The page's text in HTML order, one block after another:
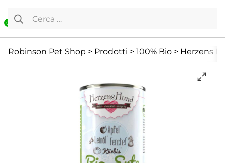
0
Ricerca per:
Robinson Pet Shop > Prodotti > 100% Bio > Herzens